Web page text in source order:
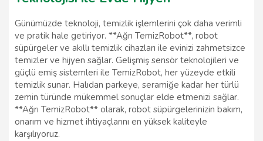
Günümüzde teknoloji, temizlik işlemlerini çok daha verimli
ve pratik hale getiriyor. **Ağrı TemizRobot**, robot
süpürgeler ve akıllı temizlik cihazları ile evinizi zahmetsizce
temizler ve hijyen sağlar. Gelişmiş sensör teknolojileri ve
güçlü emiş sistemleri ile TemizRobot, her yüzeyde etkili
temizlik sunar. Halıdan parkeye, seramiğe kadar her türlü
zemin türünde mükemmel sonuçlar elde etmenizi sağlar.
**Ağrı TemizRobot** olarak, robot süpürgelerinizin bakım,
onarım ve hizmet ihtiyaçlarını en yüksek kaliteyle
karşılıyoruz.